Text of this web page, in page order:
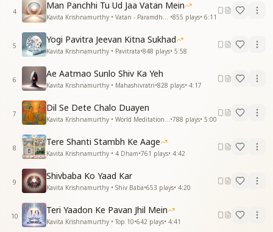
समाधान हर बात का
समाधान हर बात का
होकर एक बदल दे हम
नक्शा कायनात का
नक्शा कायनात का
नक्शा कायनात का
नक्शा कायनात का
सबके दिलों को जीतने का हम
सबके दिलों को जीतने का हम
काम करे ये निराला
काम करे ये निराला
आओ ….जगाए ज्वाला
आओ
आओ …जगाए ज्वाला
Univrsal onemess welcome
बात बड़ी ये कहते हम
Univrsal onemess welcome
बात बड़ी ये कहते हम
4
Man Panchhi Tu Ud Jaa Vatan Mein
•855 plays• 6:11
5
Yogi Pavitra Jeevan Kitna Sukhad
Kavita Krishnamurthy • Pavitrata•848 plays• 5:58
6
Ae Aatmao Sunlo Shiv Ka Yeh
Kavita Krishnamurthy • Mahashivratri•828 plays• 4:17
7
Dil Se Dete Chalo Duayen
•788 plays• 5:00
8
Tere Shanti Stambh Ke Aage
Kavita Krishnamurthy • 4 Dham•761 plays• 4:42
9
Shivbaba Ko Yaad Kar
Kavita Krishnamurthy • Shiv Baba•653 plays• 4:20
10
Teri Yaadon Ke Pavan Jhil Mein
Kavita Krishnamurthy • Top 10•642 plays• 4:41